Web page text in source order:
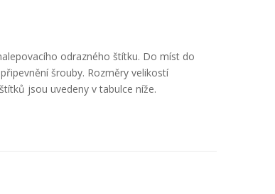
odrazného štítku. Do míst do
šrouby. Rozměry velikostí
jsou uvedeny v tabulce níže.